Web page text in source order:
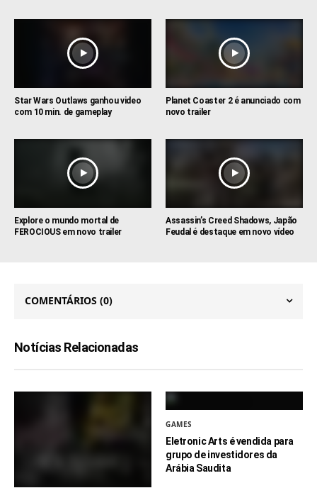
Star Wars Outlaws ganhou video
com 10 min. de gameplay
Planet Coaster 2 é anunciado com
novo trailer
Explore o mundo mortal de
FEROCIOUS em novo trailer
Assassin’s Creed Shadows, Japão
Feudal é destaque em novo vídeo
COMENTÁRIOS (0)
Notícias Relacionadas
GAMES
Eletronic Arts é vendida para
grupo de investidores da
Arábia Saudita